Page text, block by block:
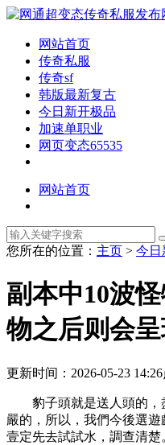
网站首页
传奇私服
传奇sf
韩版最新复古
今日新开极品
加速单职业
网页变态65535
网站首页
您所在的位置： 主页 > 今日
副本中10波
物之后则会
更新时间：2026-05-23 14:26
豹子頭就是送人頭的，
嚴的，所以，我們今後選遊
壹定先去試試水，調